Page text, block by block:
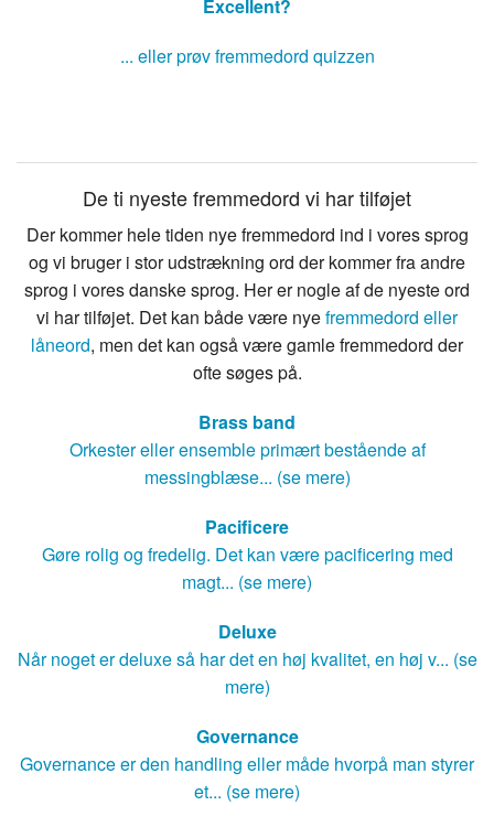
Excellent?
... eller prøv fremmedord quizzen
De ti nyeste fremmedord vi har tilføjet
Der kommer hele tiden nye fremmedord ind i vores sprog
og vi bruger i stor udstrækning ord der kommer fra andre
sprog i vores danske sprog. Her er nogle af de nyeste ord
vi har tilføjet. Det kan både være nyefremmedord eller
låneord, men det kan også være gamle fremmedord der
ofte søges på.
Brass band
Orkester eller ensemble primært bestående af
messingblæse... (se mere)
Pacificere
Gøre rolig og fredelig. Det kan være pacificering med
magt... (se mere)
Deluxe
Når noget er deluxe så har det en høj kvalitet, en høj v... (se
mere)
Governance
Governance er den handling eller måde hvorpå man styrer
et... (se mere)